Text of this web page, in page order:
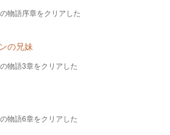
物語序章をクリアした
の兄妹
物語3章をクリアした
物語6章をクリアした